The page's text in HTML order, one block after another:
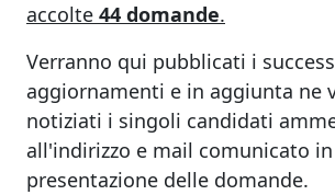
accolte 44 domande.
Verranno qui pubblicati i
aggiornamenti e in aggiunta ne
notiziati i singoli candidati
all'indirizzo e mail comunicato
presentazione delle domande.